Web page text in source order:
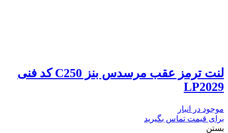
لنت ترمز عقب مرسدس بنز C250 کد فنی
LP2029
موجود در انبار
برای قیمت تماس بگیرید
بستن